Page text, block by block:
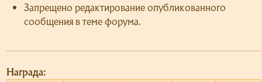
Запрещено редактирование опубликованного
сообщения в теме форума.
Награда: